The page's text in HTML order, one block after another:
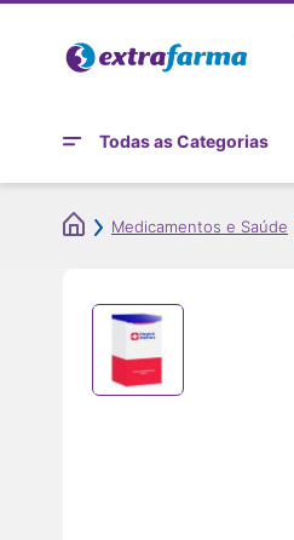
Todas as Categorias
Medicamentos e Saúde